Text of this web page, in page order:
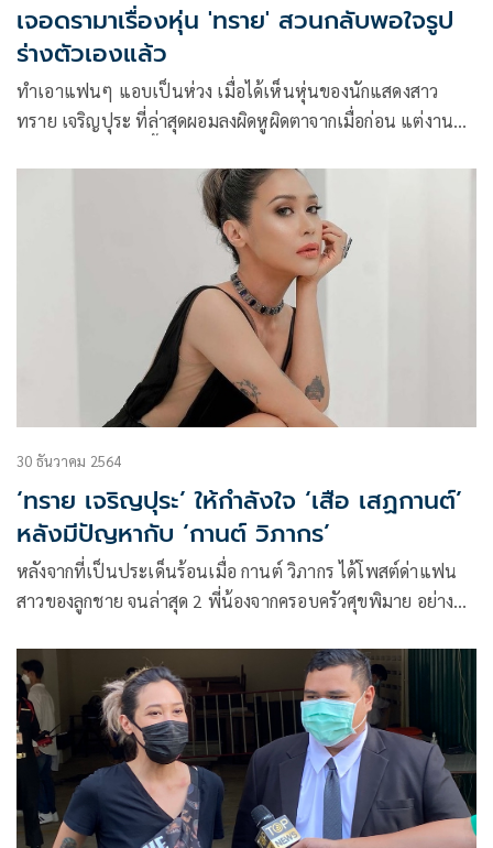
เจอดรามาเรื่องหุ่น 'ทราย' สวนกลับพอใจรูป
ร่างตัวเองแล้ว
ทำเอาแฟนๆ แอบเป็นห่วง เมื่อได้เห็นหุ่นของนักแสดงสาว
ทราย เจริญปุระ ที่ล่าสุดผอมลงผิดหูผิดตาจากเมื่อก่อน แต่งานนี้
ดีแล้ว โดยทรายนั้นได้ร่ายยาวเล่าประสบการณ์ถูกติติงเรื่องหุ่นผ่า
30 ธันวาคม 2564
‘ทราย เจริญปุระ’ ให้กำลังใจ ‘เสือ เสฏกานต์’
หลังมีปัญหากับ ‘กานต์ วิภากร’
หลังจากที่เป็นประเด็นร้อนเมื่อ กานต์ วิภากร ได้โพสต์ด่าแฟน
สาวของลูกชาย จนล่าสุด 2 พี่น้องจากครอบครัวศุขพิมาย อย่าง
กร และ เสก โลโซ พร้อมด้วยดรีมแฟนสาวของเสือ และ
ทนายความได้ไปที่ศาลเยาวชนและครอบครัวกลาง เพื่อปรึกษา
ขอให้ศาลคุ้มครอง